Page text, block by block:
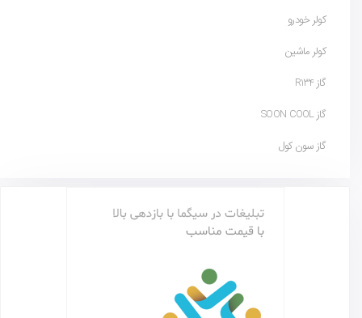
کولر خودرو
کولر ماشین
گاز R134
گاز SOON COOL
گاز سون کول